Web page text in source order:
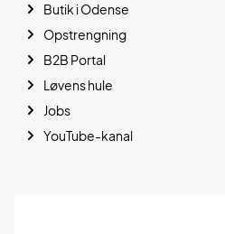
Butik i Odense
Opstrengning
B2B Portal
Løvens hule
Jobs
YouTube-kanal